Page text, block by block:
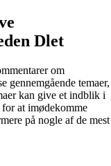
Dlet
om
gennemgående temaer,
kan give et indblik i
at imødekomme
på nogle af de mest